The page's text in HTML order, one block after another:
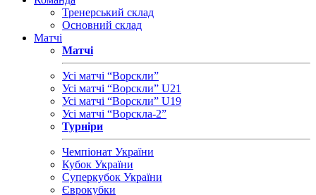
Тренерський склад
Основний склад
Матчі
Матчі
Усі матчі “Ворскли”
Усі матчі “Ворскли” U21
Усі матчі “Ворскли” U19
Усі матчі “Ворскла-2”
Турніри
Чемпіонат України
Кубок України
Суперкубок України
Єврокубки